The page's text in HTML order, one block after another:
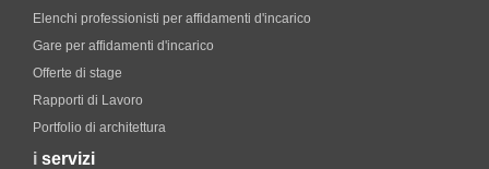
Elenchi professionisti per affidamenti d'incarico
Gare per affidamenti d'incarico
Offerte di stage
Rapporti di Lavoro
Portfolio di architettura
i servizi